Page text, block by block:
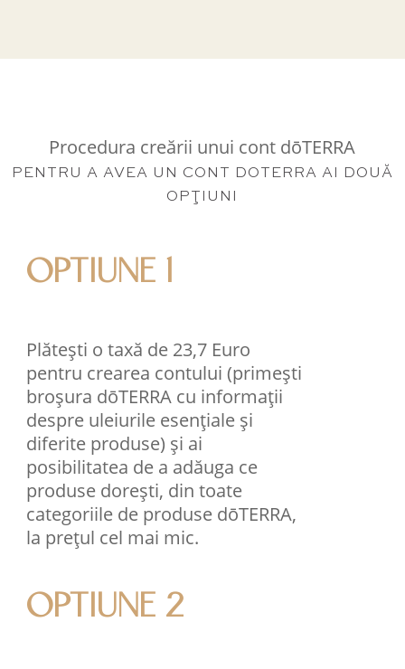
Procedura creării unui cont dōTERRA
PENTRU A AVEA UN CONT DOTERRA AI DOUĂ
OPŢIUNI
OPTIUNE 1
Plătești o taxă de 23,7 Euro
pentru crearea contului (primești
broșura dōTERRA cu informații
despre uleiurile esențiale și
diferite produse) și ai
posibilitatea de a adăuga ce
produse dorești, din toate
categoriile de produse dōTERRA,
la prețul cel mai mic.
OPTIUNE 2